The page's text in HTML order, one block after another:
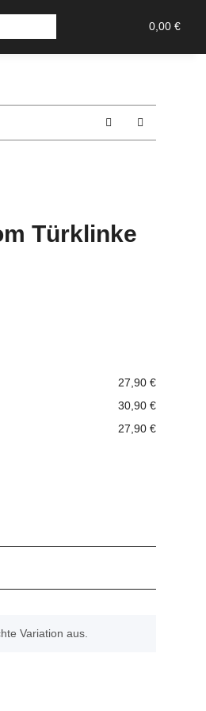
0,00 €
Stossgriffe u
Türklinke
27,90 €
30,90 €
27,90 €
Variation aus.